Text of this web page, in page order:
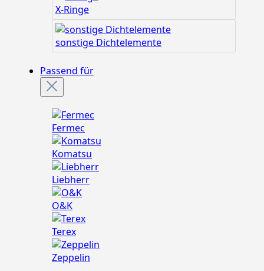
X-Ringe
sonstige Dichtelemente
Passend für
Fermec
Komatsu
Liebherr
O&K
Terex
Zeppelin